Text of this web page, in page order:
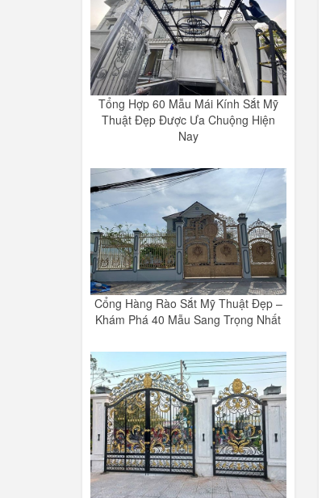
Tổng Hợp 60 Mẫu Mái Kính Sắt Mỹ
Thuật Đẹp Được Ưa Chuộng Hiện
Nay
Cổng Hàng Rào Sắt Mỹ Thuật Đẹp –
Khám Phá 40 Mẫu Sang Trọng Nhất